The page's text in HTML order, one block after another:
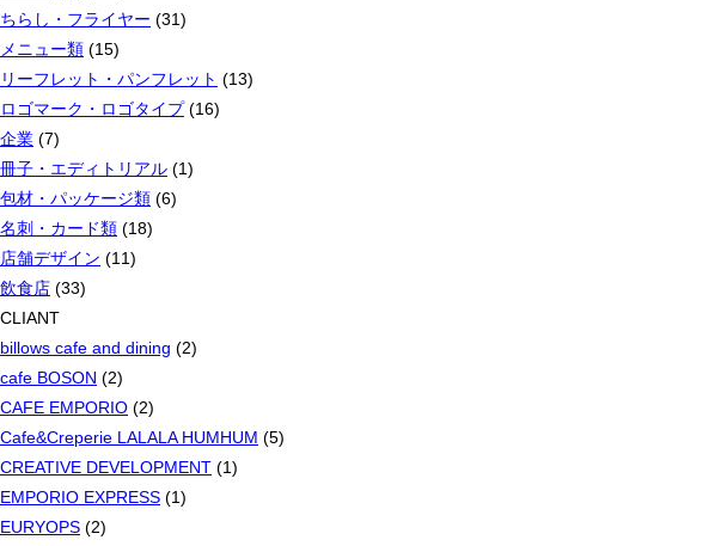
ちらし・フライヤー (31)
メニュー類 (15)
リーフレット・パンフレット (13)
ロゴマーク・ロゴタイプ(16)
企業 (7)
冊子・エディトリアル (1)
包材・パッケージ類 (6)
名刺・カード類 (18)
店舗デザイン (11)
飲食店 (33)
CLIANT
billows cafe and dining (2)
cafe BOSON (2)
CAFE EMPORIO (2)
Cafe&Creperie LALALA HUMHUM (5)
CREATIVE DEVELOPMENT (1)
EMPORIO EXPRESS (1)
EURYOPS (2)